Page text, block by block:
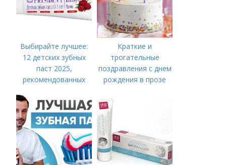
Выбирайте лучшее:
12 детских зубных
паст 2025,
рекомендованных
Краткие и
трогательные
поздравления с днем
рождения в прозе